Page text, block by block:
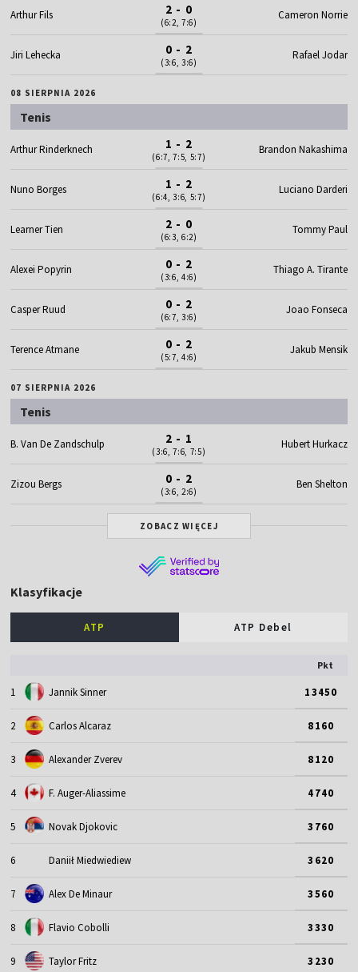
Arthur Fils 2 - 0
(6:2, 7:6)
Cameron Norrie
Jiri Lehecka 0 - 2
(3:6, 3:6)
Rafael Jodar
08 SIERPNIA 2026
Tenis
Arthur Rinderknech 1 - 2
(6:7, 7:5, 5:7)
Brandon Nakashima
Nuno Borges 1 - 2
(6:4, 3:6, 5:7)
Luciano Darderi
Learner Tien 2 - 0
(6:3, 6:2)
Tommy Paul
Alexei Popyrin 0 - 2
(3:6, 4:6)
Thiago A. Tirante
Casper Ruud 0 - 2
(6:7, 3:6)
Joao Fonseca
Terence Atmane 0 - 2
(5:7, 4:6)
Jakub Mensik
07 SIERPNIA 2026
Tenis
B. Van De Zandschulp 2 - 1
(3:6, 7:6, 7:5)
Hubert Hurkacz
Zizou Bergs 0 - 2
(3:6, 2:6)
Ben Shelton
ZOBACZ WIĘCEJ
Klasyfikacje
ATP ATP Debel
Pkt
1 Jannik Sinner 13450
2 Carlos Alcaraz 8160
3 Alexander Zverev 8120
4 F. Auger-Aliassime 4740
5 Novak Djokovic 3760
6 Daniił Miedwiediew 3620
7 Alex De Minaur 3560
8 Flavio Cobolli 3330
9 Taylor Fritz 3230